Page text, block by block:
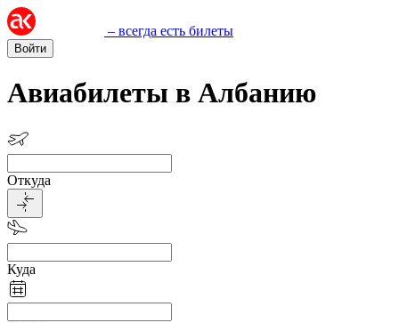
– всегда есть билеты
Войти
Авиабилеты в Албанию
Откуда
Куда